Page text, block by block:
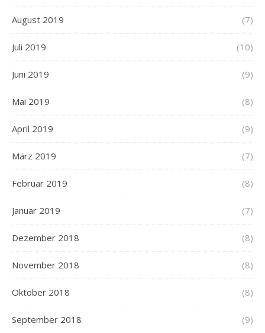
August 2019 (7)
Juli 2019 (10)
Juni 2019 (9)
Mai 2019 (8)
April 2019 (9)
März 2019 (7)
Februar 2019 (8)
Januar 2019 (7)
Dezember 2018 (8)
November 2018 (8)
Oktober 2018 (8)
September 2018 (9)